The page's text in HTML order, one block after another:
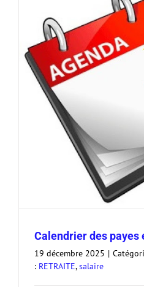
Calendrier des payes
19 décembre 2025 |
: RETRAITE,salaire